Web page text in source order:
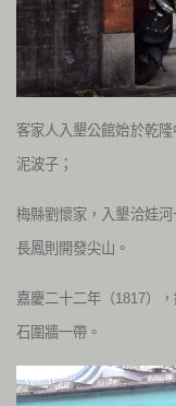
客家人入墾公館始於乾
泥波子；
梅縣劉懷家，入墾洽娃
長鳳則開發尖山。
嘉慶二十二年（1817）
石圍牆一帶。